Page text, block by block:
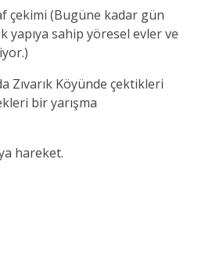
çekimi (Bugüne kadar gün
yapıya sahip yöresel evler ve
Zıvarık Köyünde çektikleri
bir yarışma
hareket.